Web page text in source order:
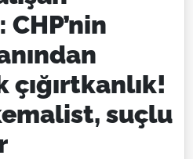
suçlu